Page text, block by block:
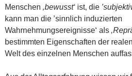
Menschen ‚bewusst‘ ist, die
kann man die ’sinnlich induzierten
Wahrnehmungsereignisse‘ als
bestimmten Eigenschaften der
Welt des einzelnen Menschen